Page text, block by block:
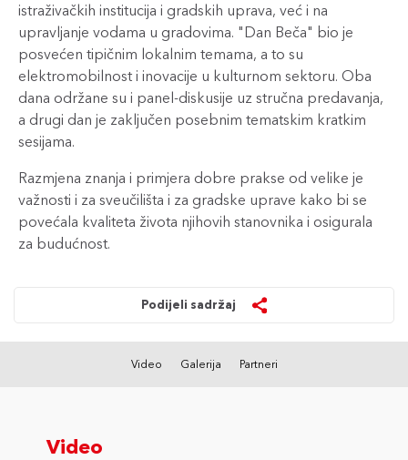
istraživačkih institucija i gradskih uprava, već i na
upravljanje vodama u gradovima. "Dan Beča" bio je
posvećen tipičnim lokalnim temama, a to su
elektromobilnost i inovacije u kulturnom sektoru. Oba
dana održane su i panel-diskusije uz stručna predavanja,
a drugi dan je zaključen posebnim tematskim kratkim
sesijama.
Razmjena znanja i primjera dobre prakse od velike je
važnosti i za sveučilišta i za gradske uprave kako bi se
povećala kvaliteta života njihovih stanovnika i osigurala
za budućnost.
Podijeli sadržaj
Video Galerija Partneri
Video